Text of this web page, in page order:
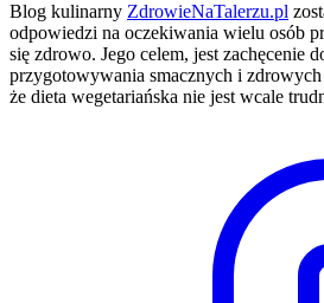
Blog kulinarny ZdrowieNaTalerzu.pl
odpowiedzi na oczekiwania wielu osób
się zdrowo. Jego celem, jest zachęcenie
przygotowywania smacznych i zdrowych
że dieta wegetariańska nie jest wcale